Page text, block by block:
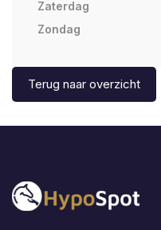
Zaterdag
Zondag
Terug naar overzicht